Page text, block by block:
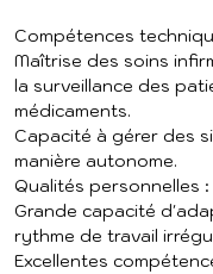
Compétences
Maîtrise des soins
la surveillance des
médicaments.
Capacité à gérer des
manière autonome.
Qualités personnelles :
Grande capacité
rythme de travail
Excellentes